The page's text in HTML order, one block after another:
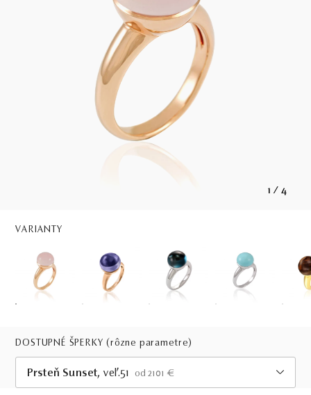
1 / 4
VARIANTY
DOSTUPNÉ ŠPERKY(rôzne parametre)
Prsteň Sunset, veľ.51
od 2101 €
Skladom BA